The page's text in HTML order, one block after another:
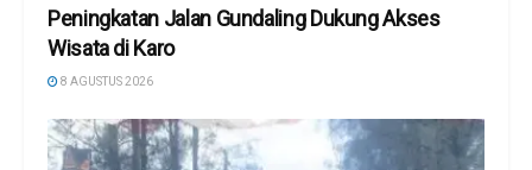
Peningkatan Jalan Gundaling Dukung Akses
Wisata di Karo
8 AGUSTUS 2026